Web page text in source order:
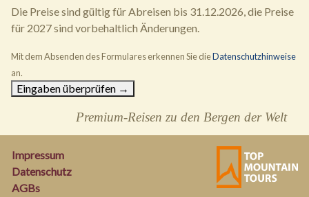
Die Preise sind gültig für Abreisen bis 31.12.2026, die Preise
für 2027 sind vorbehaltlich Änderungen.
Mit dem Absenden des Formulares erkennen Sie dieDatenschutzhinweise
an.
Premium-Reisen zu den Bergen der Welt
Impressum
Datenschutz
AGBs